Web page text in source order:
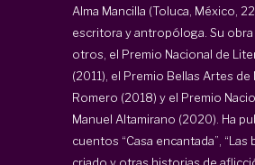
Alma Mancilla (Toluca, México,
escritora y antropóloga. Su
otros, el Premio Nacional de
(2011), el Premio Bellas Artes
Romero (2018) y el Premio
Manuel Altamirano (2020). Ha
cuentos “Casa encantada”, “Las
criado y otras historias de